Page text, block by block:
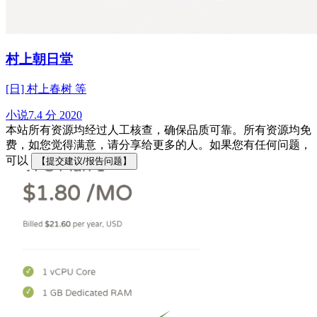
村上朝日堂
[日] 村上春树 等
小说7.4 分 2020
本站所有资源均经过人工核查，确保品质可靠。所有资源均免
费，如您觉得满意，请分享给更多的人。如果您有任何问题，
可以
【提交建议/报告问题】